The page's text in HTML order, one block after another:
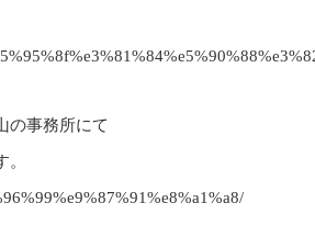
の事務所にて